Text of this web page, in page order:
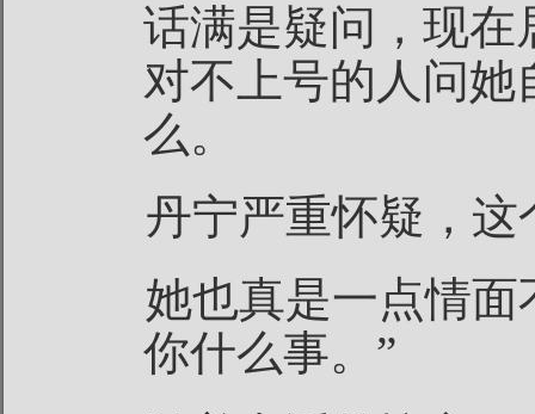
话满是疑问，现在
对不上号的人问
么。
丹宁严重怀疑，
她也真是一点情
你什么事。”